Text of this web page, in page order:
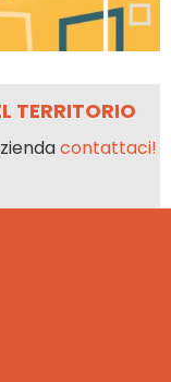
TERRITORIO
contattaci!